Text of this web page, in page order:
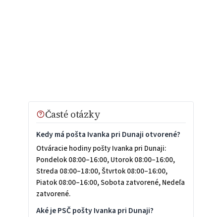
Časté otázky
Kedy má pošta Ivanka pri Dunaji otvorené?
Otváracie hodiny pošty Ivanka pri Dunaji:
Pondelok 08:00–16:00, Utorok 08:00–16:00,
Streda 08:00–18:00, Štvrtok 08:00–16:00,
Piatok 08:00–16:00, Sobota zatvorené, Nedeľa
zatvorené.
Aké je PSČ pošty Ivanka pri Dunaji?